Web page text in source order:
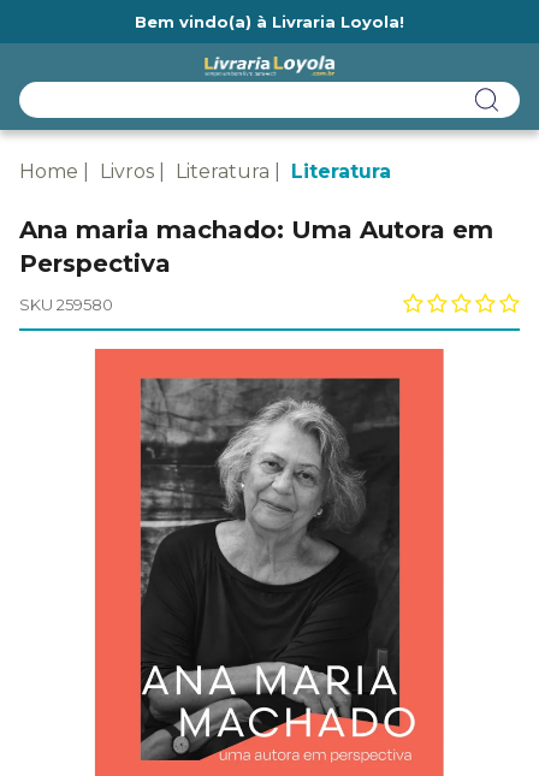
Bem vindo(a) à Livraria Loyola!
Home Livros Literatura Literatura
Ana maria machado: Uma Autora em
Perspectiva
SKU 259580